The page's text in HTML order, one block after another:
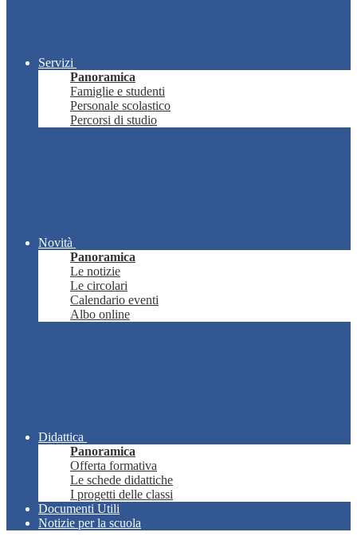
Servizi
Panoramica
Famiglie e studenti
Personale scolastico
Percorsi di studio
Novità
Panoramica
Le notizie
Le circolari
Calendario eventi
Albo online
Didattica
Panoramica
Offerta formativa
Le schede didattiche
I progetti delle classi
Documenti Utili
Notizie per la scuola